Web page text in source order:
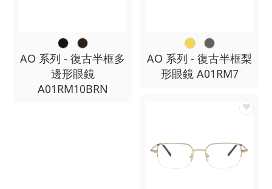
AO 系列 - 復古半框多
邊形眼鏡
A01RM10BRN
AO 系列 - 復古半框梨
形眼鏡 A01RM7